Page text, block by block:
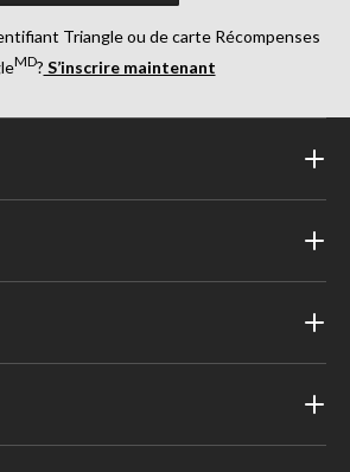
Triangle ou de carte Récompenses
MD? S’inscrire maintenant